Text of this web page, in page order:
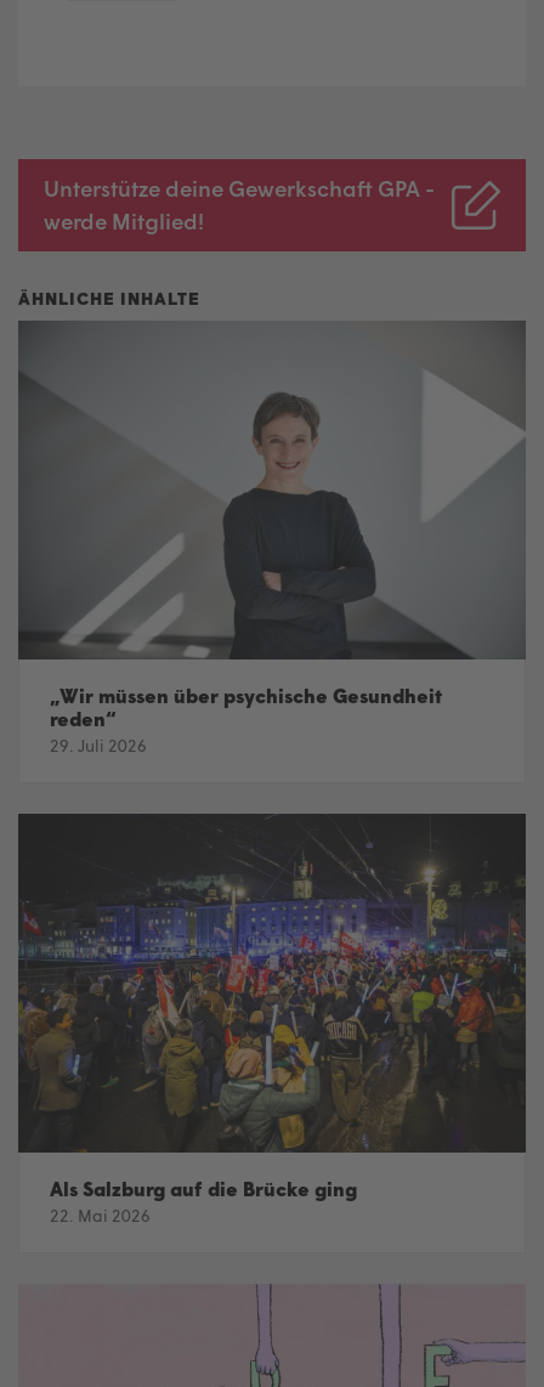
Unterstütze deine Gewerkschaft GPA -
werde Mitglied!
„Wir müssen über psychische Gesundheit
reden“
29. Juli 2026
Als Salzburg auf die Brücke ging
22. Mai 2026